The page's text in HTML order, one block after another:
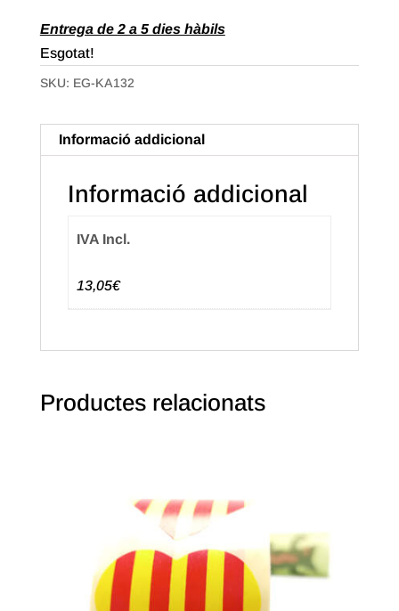
Entrega de 2 a 5 dies hàbils
Esgotat!
SKU: EG-KA132
Informació addicional
Informació addicional
IVA Incl.
13,05€
Productes relacionats